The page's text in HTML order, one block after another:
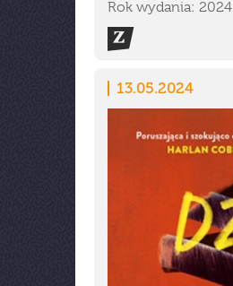
Rok wydania: 2024
13.05.2024